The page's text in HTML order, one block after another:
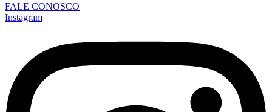
FALE CONOSCO
Instagram